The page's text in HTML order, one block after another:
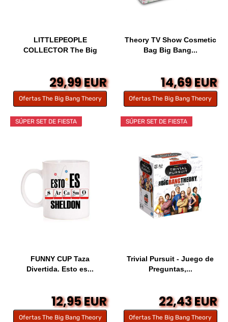
LITTLEPEOPLE
COLLECTOR The Big
29,99 EUR
Ofertas The Big Bang Theory
Theory TV Show Cosmetic
Bag Big Bang...
14,69 EUR
Ofertas The Big Bang Theory
SÚPER SET DE FIESTA
FUNNY CUP Taza
Divertida. Esto es...
12,95 EUR
Ofertas The Big Bang Theory
SÚPER SET DE FIESTA
Trivial Pursuit - Juego de
Preguntas,...
22,43 EUR
Ofertas The Big Bang Theory